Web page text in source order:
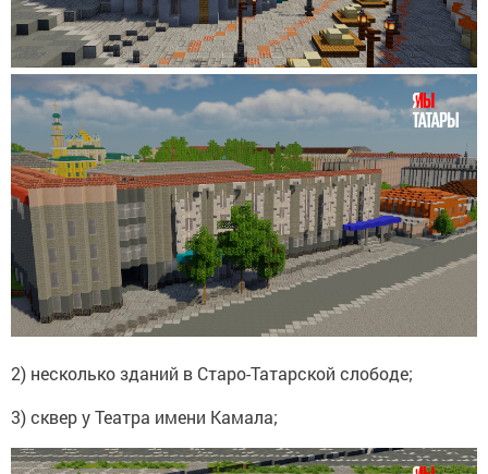
2) несколько зданий в Старо-Татарской слободе;
3) сквер у Театра имени Камала;